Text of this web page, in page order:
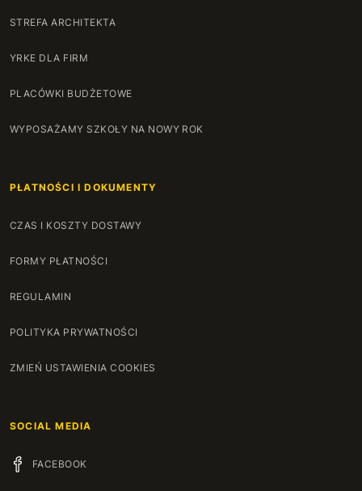
STREFA ARCHITEKTA
YRKE DLA FIRM
PLACÓWKI BUDŻETOWE
WYPOSAŻAMY SZKOŁY NA NOWY ROK
PŁATNOŚCI I DOKUMENTY
CZAS I KOSZTY DOSTAWY
FORMY PŁATNOŚCI
REGULAMIN
POLITYKA PRYWATNOŚCI
ZMIEŃ USTAWIENIA COOKIES
SOCIAL MEDIA
FACEBOOK